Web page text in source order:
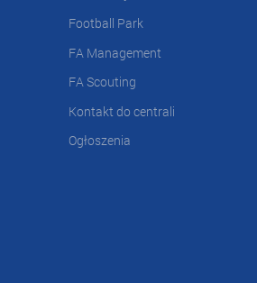
Football Park
FA Management
FA Scouting
Kontakt do centrali
Ogłoszenia